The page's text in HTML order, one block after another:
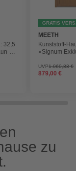
32,5
GRATIS
MEETH
Kunststoff-
»Signum
oak, nach
öffnend,
UVP1.060,83 €
879,00 €
zu